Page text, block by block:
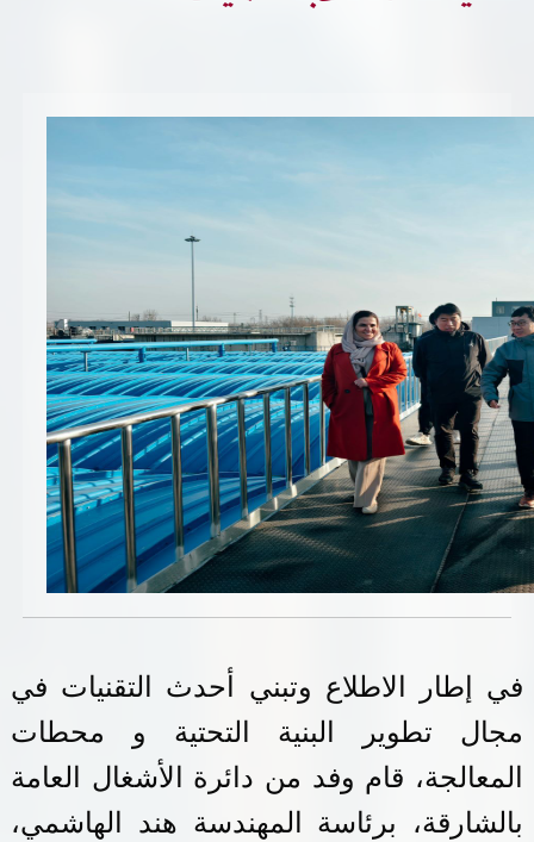
سياسة النظام الإداري المتكامل
جوائز و شهادات
الميثاق
سياسة أمن المعلومات
سياسة الموردين و المشتريات
سياسة نظام إدارة المرافق
مشاريع الدائرة
المنشآت العمرانية
خدمات الدائرة
خدمات الأفراد
خدمات الشركات
خدمات الجهات الحكومية
في إطار الاطلاع وتبني أحدث التقنيات في
مجال تطوير البنية التحتية و محطات
المعالجة، قام وفد من دائرة الأشغال العامة
بالشارقة، برئاسة المهندسة هند الهاشمي،